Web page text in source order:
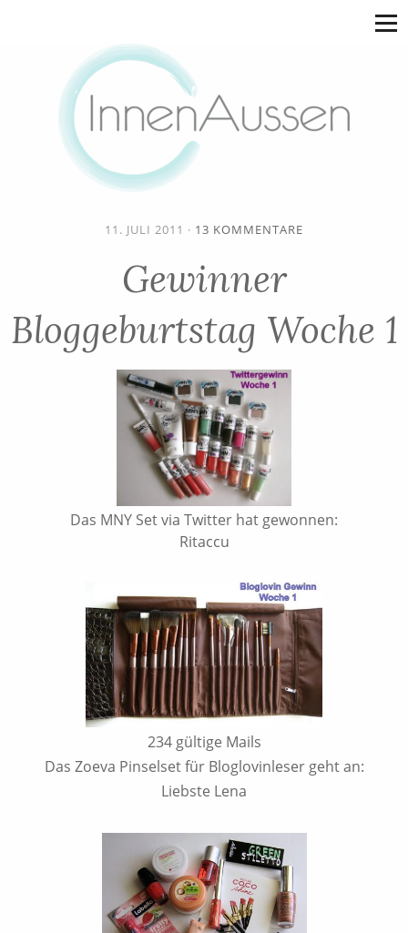
11. JULI 2011 · 13 KOMMENTARE
Gewinner
Bloggeburtstag Woche 1
Das MNY Set via Twitter hat gewonnen:
Ritaccu
234 gültige Mails
Das Zoeva Pinselset für Bloglovinleser geht an:
Liebste Lena